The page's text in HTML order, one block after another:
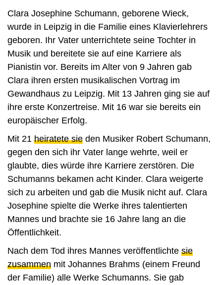
Clara Josephine Schumann, geborene Wieck,
wurde in Leipzig in die Familie eines Klavierlehrers
geboren. Ihr Vater unterrichtete seine Tochter in
Musik und bereitete sie auf eine Karriere als
Pianistin vor. Bereits im Alter von 9 Jahren gab
Clara ihren ersten musikalischen Vortrag im
Gewandhaus zu Leipzig. Mit 13 Jahren ging sie auf
ihre erste Konzertreise. Mit 16 war sie bereits ein
europäischer Erfolg.
Mit 21 heiratete sie den Musiker Robert Schumann,
gegen den sich ihr Vater lange wehrte, weil er
glaubte, dies würde ihre Karriere zerstören. Die
Schumanns bekamen acht Kinder. Clara weigerte
sich zu arbeiten und gab die Musik nicht auf. Clara
Josephine spielte die Werke ihres talentierten
Mannes und brachte sie 16 Jahre lang an die
Öffentlichkeit.
Nach dem Tod ihres Mannes veröffentlichte sie
zusammen mit Johannes Brahms (einem Freund
der Familie) alle Werke Schumanns. Sie gab